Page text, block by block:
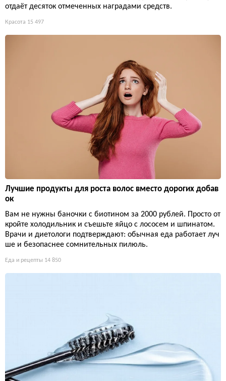
отдаёт десяток отмеченных наградами средств.
Красота 15 497
Лучшие продукты для роста волос вместо дорогих добав
ок
Вам не нужны баночки с биотином за 2000 рублей. Просто от
кройте холодильник и съешьте яйцо с лососем и шпинатом.
Врачи и диетологи подтверждают: обычная еда работает луч
ше и безопаснее сомнительных пилюль.
Еда и рецепты 14 850